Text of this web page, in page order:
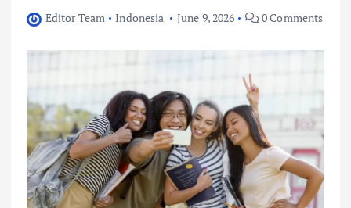
Editor Team Indonesia June 9, 2026 0 Comments